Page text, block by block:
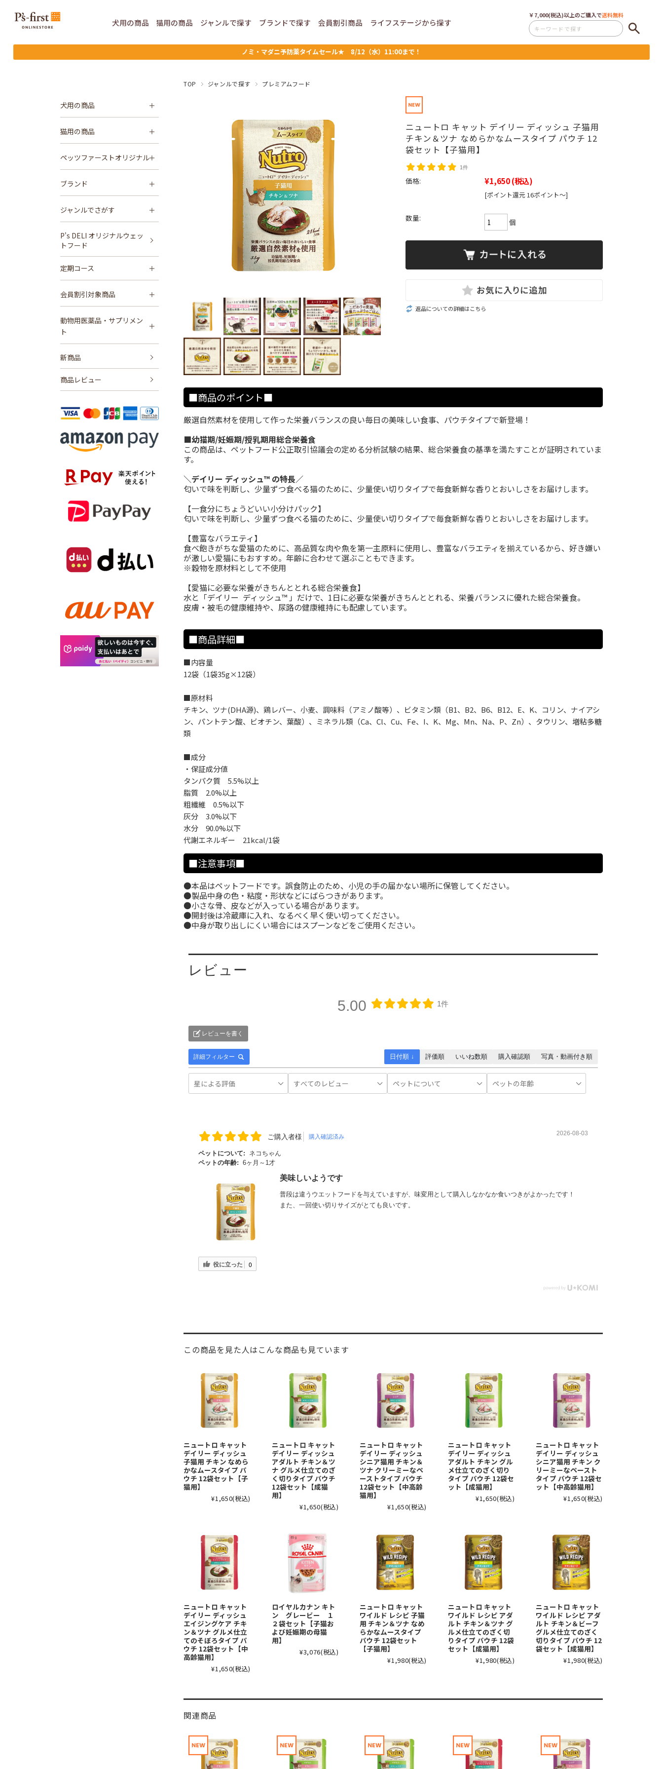
￥7,000(税込)以上のご購入で送料無料
ノミ・マダニ予防薬タイムセール★ 8/12（水）11:00まで！
犬用の商品 猫用の商品 ジャンルで探す ブランドで探す 会員割引商品 ライフステージから探す
TOP ジャンルで探す プレミアムフード
ニュートロ キャット デイリー ディッシュ 子猫用
チキン＆ツナ なめらかなムースタイプ パウチ 12
袋セット【子猫用】
1件
価格: ¥1,650(税込)
[ポイント還元 16ポイント～]
数量: 個
返品についての詳細はこちら
■商品のポイント■
厳選自然素材を使用して作った栄養バランスの良い毎日の美味しい食事、パウチタイプで新登場！
■幼猫期/妊娠期/授乳期用総合栄養食
この商品は、ペットフード公正取引協議会の定める分析試験の結果、総合栄養食の基準を満たすことが証明されていま
す。
＼デイリー ディッシュ™ の特長／
匂いで味を判断し、少量ずつ食べる猫のために、少量使い切りタイプで毎食新鮮な香りとおいしさをお届けします。
【一食分にちょうどいい小分けパック】
匂いで味を判断し、少量ずつ食べる猫のために、少量使い切りタイプで毎食新鮮な香りとおいしさをお届けします。
【豊富なバラエティ】
食べ飽きがちな愛猫のために、高品質な肉や魚を第一主原料に使用し、豊富なバラエティを揃えているから、好き嫌い
が激しい愛猫にもおすすめ。年齢に合わせて選ぶこともできます。
※穀物を原材料として不使用
【愛猫に必要な栄養がきちんととれる総合栄養食】
水と「デイリー ディッシュ™ 」だけで、1日に必要な栄養がきちんととれる、栄養バランスに優れた総合栄養食。
皮膚・被毛の健康維持や、尿路の健康維持にも配慮しています。
■商品詳細■
■内容量
12袋（1袋35g×12袋）
■原材料
チキン、ツナ(DHA源)、鶏レバー、小麦、調味料（アミノ酸等）、ビタミン類（B1、B2、B6、B12、E、K、コリン、ナイアシ
ン、パントテン酸、ビオチン、葉酸）、ミネラル類（Ca、Cl、Cu、Fe、I、K、Mg、Mn、Na、P、Zn）、タウリン、増粘多糖
類
■成分
・保証成分値
タンパク質 5.5%以上
脂質 2.0%以上
粗繊維 0.5%以下
灰分 3.0%以下
水分 90.0%以下
代謝エネルギー 21kcal/1袋
■注意事項■
●本品はペットフードです。誤食防止のため、小児の手の届かない場所に保管してください。
●製品中身の色・粘度・形状などにばらつきがあります。
●小さな骨、皮などが入っている場合があります。
●開封後は冷蔵庫に入れ、なるべく早く使い切ってください。
●中身が取り出しにくい場合にはスプーンなどをご使用ください。
レビュー
5.00 1件
レビューを書く
詳細フィルター 日付順 ↓ 評価順 いいね数順 購入確認順 写真・動画付き順
ご購入者様 購入確認済み 2026-08-03
ペットについて:
ネコちゃん
ペットの年齢: 6ヶ月～1才
美味しいようです
普段は違うウエットフードを与えていますが、味変用として購入しなかなか食いつきがよかったです！
また、一回使い切りサイズがとても良いです。
役に立った 0
この商品を見た人はこんな商品も見ています
ニュートロ キャット
デイリー ディッシュ
子猫用 チキン なめら
かなムースタイプ パ
ウチ 12袋セット【子
猫用】
¥1,650(税込)
ニュートロ キャット
デイリー ディッシュ
アダルト チキン＆ツ
ナ グルメ仕立てのざ
く切りタイプ パウチ
12袋セット【成猫
用】
¥1,650(税込)
ニュートロ キャット
デイリー ディッシュ
シニア猫用 チキン＆
ツナ クリーミーなペ
ーストタイプ パウチ
12袋セット【中高齢
猫用】
¥1,650(税込)
ニュートロ キャット
デイリー ディッシュ
アダルト チキン グル
メ仕立てのざく切り
タイプ パウチ 12袋セ
ット【成猫用】
¥1,650(税込)
ニュートロ キャット
デイリー ディッシュ
シニア猫用 チキン ク
リーミーなペースト
タイプ パウチ 12袋セ
ット【中高齢猫用】
¥1,650(税込)
ニュートロ キャット
デイリー ディッシュ
エイジングケア チキ
ン＆ツナ グルメ仕立
てのそぼろタイプ パ
ウチ 12袋セット【中
高齢猫用】
¥1,650(税込)
ロイヤルカナン キト
ン グレービー １
２袋セット【子猫お
よび妊娠期の母猫
用】
¥3,076(税込)
ニュートロ キャット
ワイルド レシピ 子猫
用 チキン＆ツナ なめ
らかなムースタイプ
パウチ 12袋セット
【子猫用】
¥1,980(税込)
ニュートロ キャット
ワイルド レシピ アダ
ルト チキン＆ツナ グ
ルメ仕立てのざく切
りタイプ パウチ 12袋
セット【成猫用】
¥1,980(税込)
ニュートロ キャット
ワイルド レシピ アダ
ルト チキン＆ビーフ
グルメ仕立てのざく
切りタイプ パウチ 12
袋セット【成猫用】
¥1,980(税込)
関連商品
犬用の商品
猫用の商品
ペッツファーストオリジナル
ブランド
ジャンルでさがす
P's DELI オリジナルウェッ
トフード
定期コース
会員割引対象商品
動物用医薬品・サプリメン
ト
新商品
商品レビュー